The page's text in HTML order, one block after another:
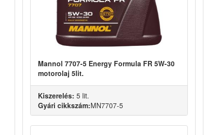
Mannol 7707-5 Energy Formula FR 5W-30
motorolaj 5lit.
Kiszerelés: 5 lit.
Gyári cikkszám:MN7707-5